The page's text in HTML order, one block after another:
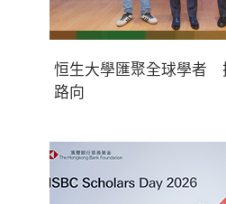
恒生大學匯聚全球學者
路向